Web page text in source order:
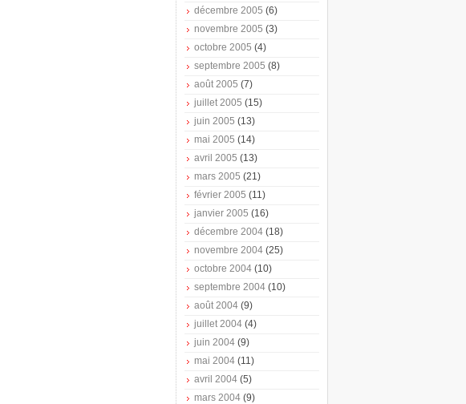
décembre 2005 (6)
novembre 2005 (3)
octobre 2005 (4)
septembre 2005 (8)
août 2005 (7)
juillet 2005 (15)
juin 2005 (13)
mai 2005 (14)
avril 2005 (13)
mars 2005 (21)
février 2005 (11)
janvier 2005 (16)
décembre 2004 (18)
novembre 2004 (25)
octobre 2004 (10)
septembre 2004 (10)
août 2004 (9)
juillet 2004 (4)
juin 2004 (9)
mai 2004 (11)
avril 2004 (5)
mars 2004 (9)